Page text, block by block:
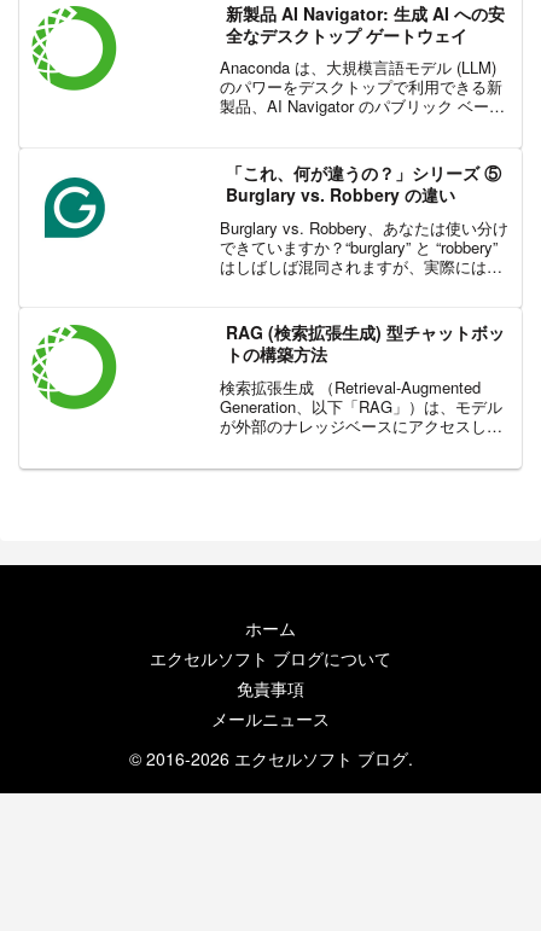
新製品 AI Navigator: 生成 AI への安
全なデスクトップ ゲートウェイ
Anaconda は、大規模言語モデル (LLM)
のパワーをデスクトップで利用できる新
製品、AI Navigator のパブリック ベータ
ブリッ...
「これ、何が違うの？」シリーズ ⑤
Burglary vs. Robbery の違い
Burglary vs. Robbery、あなたは使い分け
できていますか？“burglary” と “robbery”
はしばしば混同されますが、実際には法
てでは...
RAG (検索拡張生成) 型チャットボッ
トの構築方法
検索拡張生成 （Retrieval-Augmented
Generation、以下「RAG」）は、モデル
が外部のナレッジベースにアクセスして
を強化してきました。この記事では、
ホーム
エクセルソフト ブログについて
免責事項
メールニュース
© 2016-2026 エクセルソフト ブログ.